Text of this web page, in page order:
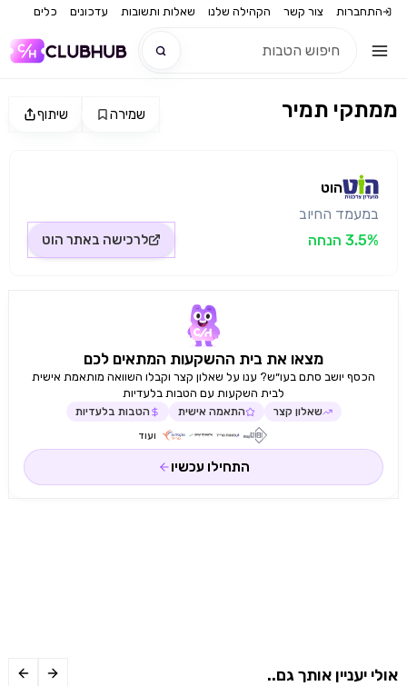
התחברות צור קשר הקהילה שלנו שאלות ותשובות עדכונים כלים
שיתוף שמירה ממתקי תמיר
הוט
במעמד החיוב
3.5% הנחה
לרכישה באתר הוט
מצאו את בית ההשקעות המתאים לכם
הכסף יושב סתם בעו״ש? ענו על שאלון קצר וקבלו השוואה מותאמת אישית
לבית השקעות עם הטבות בלעדיות
שאלון קצר התאמה אישית הטבות בלעדיות
ועוד
התחילו עכשיו
אולי יעניין אותך גם..